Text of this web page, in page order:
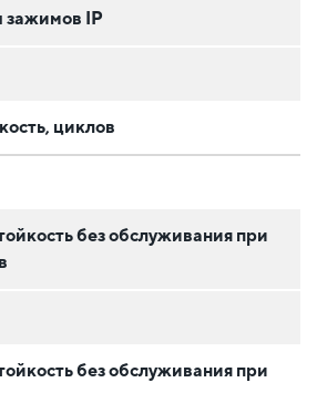
зажимов IP
циклов
без обслуживания при
без обслуживания при